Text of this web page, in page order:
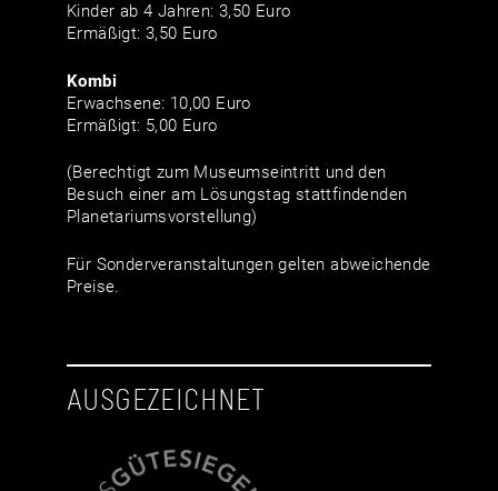
Kinder ab 4 Jahren: 3,50 Euro
Ermäßigt: 3,50 Euro
Kombi
Erwachsene: 10,00 Euro
Ermäßigt: 5,00 Euro
(Berechtigt zum Museumseintritt und den
Besuch einer am Lösungstag stattfindenden
Planetariumsvorstellung)
Für Sonderveranstaltungen gelten abweichende
Preise.
AUSGEZEICHNET